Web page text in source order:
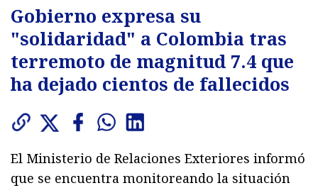
Gobierno expresa su
"solidaridad" a Colombia tras
terremoto de magnitud 7.4 que
ha dejado cientos de fallecidos
El Ministerio de Relaciones Exteriores informó
que se encuentra monitoreando la situación